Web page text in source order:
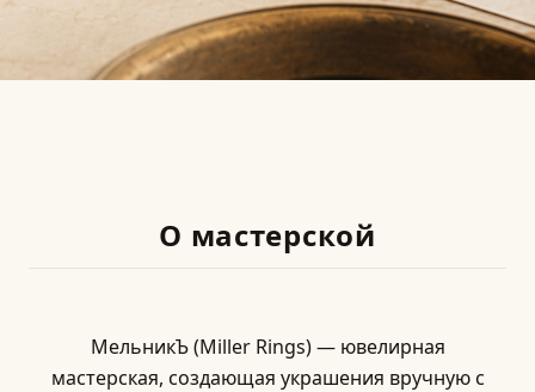
О мастерской
МельникЪ (Miller Rings) — ювелирная
мастерская, создающая украшения вручную с